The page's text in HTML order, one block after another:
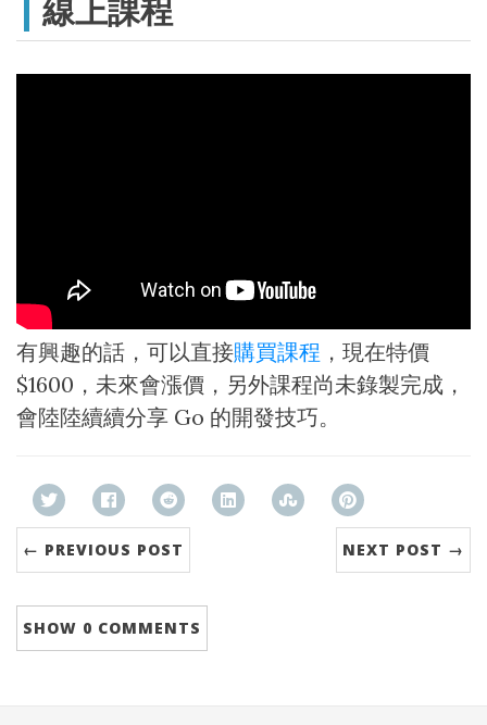
線上課程
有興趣的話，可以直接購買課程 ，現在特價
$1600，未來會漲價，另外課程尚未錄製完成，
會陸陸續續分享 Go 的開發技巧。
← PREVIOUS POST NEXT POST →
SHOW 0 COMMENTS